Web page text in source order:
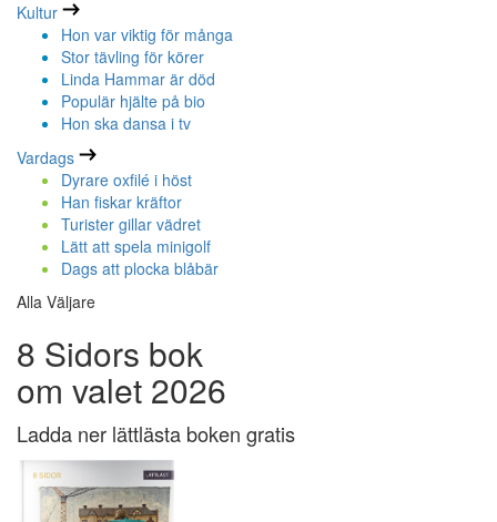
Kultur
Hon var viktig för många
Stor tävling för körer
Linda Hammar är död
Populär hjälte på bio
Hon ska dansa i tv
Vardags
Dyrare oxfilé i höst
Han fiskar kräftor
Turister gillar vädret
Lätt att spela minigolf
Dags att plocka blåbär
Alla Väljare
8 Sidors bok
om valet 2026
Ladda ner lättlästa boken gratis